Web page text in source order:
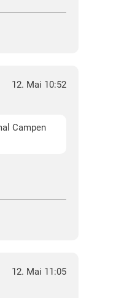
12. Mai 10:52
Campen
12. Mai 11:05